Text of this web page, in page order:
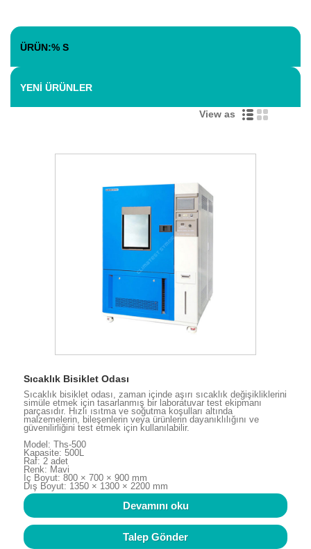
ÜRÜN:% S
YENI ÜRÜNLER
View as
Sıcaklık Bisiklet Odası
Sıcaklık bisiklet odası, zaman içinde aşırı sıcaklık değişikliklerini
simüle etmek için tasarlanmış bir laboratuvar test ekipmanı
parçasıdır. Hızlı ısıtma ve soğutma koşulları altında
malzemelerin, bileşenlerin veya ürünlerin dayanıklılığını ve
güvenilirliğini test etmek için kullanılabilir.
Model: Ths-500
Kapasite: 500L
Raf: 2 adet
Renk: Mavi
İç Boyut: 800 × 700 × 900 mm
Dış Boyut: 1350 × 1300 × 2200 mm
Devamını oku
Talep Gönder